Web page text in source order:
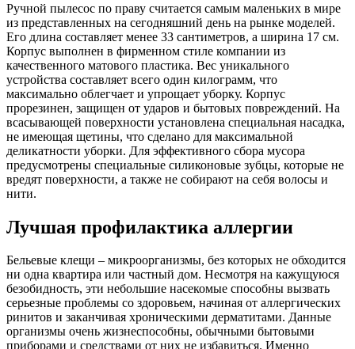
Ручной пылесос по праву считается самым маленьких в мире
из представленных на сегодняшний день на рынке моделей.
Его длина составляет менее 33 сантиметров, а ширина 17 см.
Корпус выполнен в фирменном стиле компании из
качественного матового пластика. Вес уникального
устройства составляет всего один килограмм, что
максимально облегчает и упрощает уборку. Корпус
прорезинен, защищен от ударов и бытовых повреждений. На
всасывающей поверхности установлена специальная насадка,
не имеющая щетины, что сделано для максимальной
деликатности уборки. Для эффективного сбора мусора
предусмотрены специальные силиконовые зубцы, которые не
вредят поверхности, а также не собирают на себя волосы и
нити.
Лучшая профилактика аллергии
Бельевые клещи – микроорганизмы, без которых не обходится
ни одна квартира или частный дом. Несмотря на кажущуюся
безобидность, эти небольшие насекомые способны вызвать
серьезные проблемы со здоровьем, начиная от аллергических
ринитов и заканчивая хроническими дерматитами. Данные
организмы очень жизнеспособны, обычными бытовыми
приборами и средствами от них не избавиться. Именно